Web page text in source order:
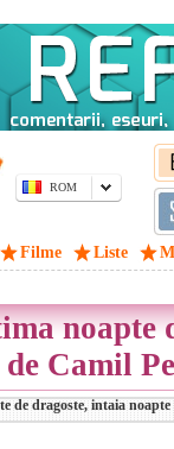
ROM
Filme Liste
noapte
Camil
dragoste, intaia